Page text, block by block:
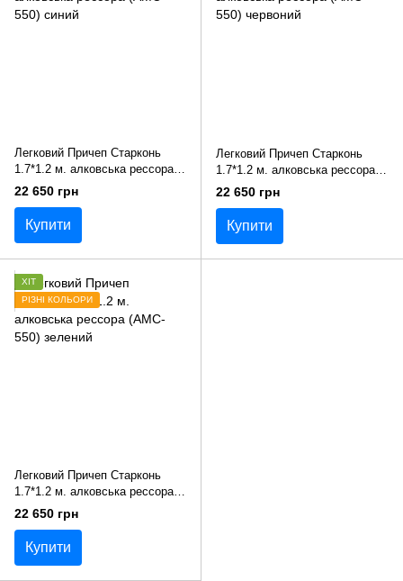
Легковий Причеп Старконь
1.7*1.2 м. алковська рессора
(AMC-550) синий
22 650 грн
Купити
Легковий Причеп Старконь
1.7*1.2 м. алковська рессора
(AMC-550) червоний
22 650 грн
Купити
ХІТ
РІЗНІ КОЛЬОРИ
Легковий Причеп Старконь
1.7*1.2 м. алковська рессора
(AMC-550) зелений
22 650 грн
Купити